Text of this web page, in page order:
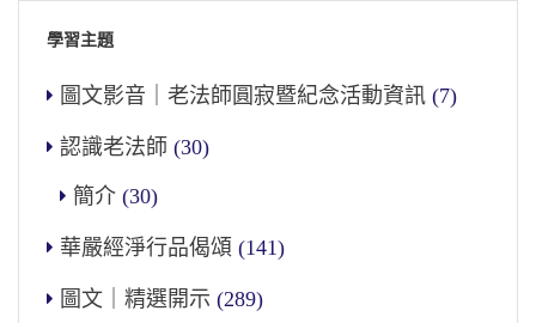
學習主題
圖文影音｜老法師圓寂暨紀念活動資訊 (7)
認識老法師 (30)
簡介 (30)
華嚴經淨行品偈頌 (141)
圖文｜精選開示 (289)